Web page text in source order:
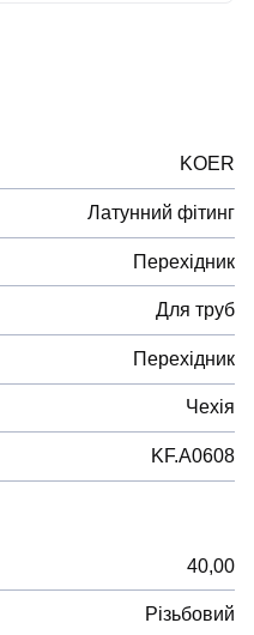
KOER
Латунний фітинг
Перехідник
Для труб
Перехідник
Чехія
KF.A0608
40,00
Різьбовий